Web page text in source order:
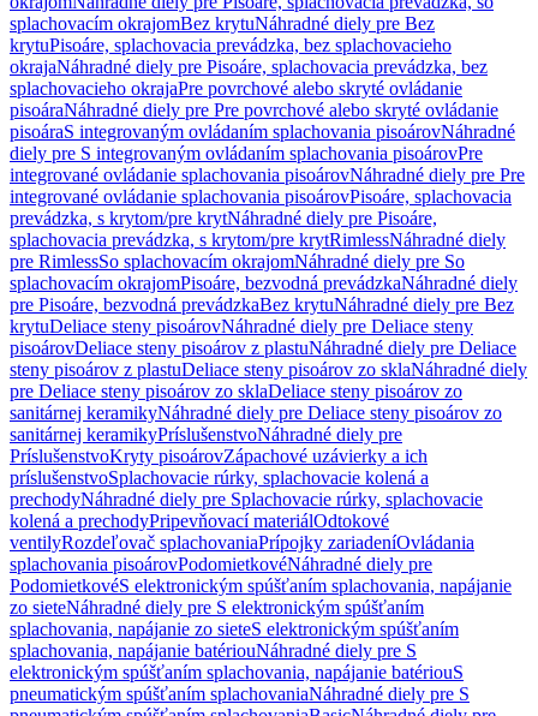
splachovacím okrajomBez krytuNáhradné diely pre Bez
krytuPisoáre, splachovacia prevádzka, bez splachovacieho
okrajaNáhradné diely pre Pisoáre, splachovacia prevádzka, bez
splachovacieho okrajaPre povrchové alebo skryté ovládanie
pisoáraNáhradné diely pre Pre povrchové alebo skryté ovládanie
pisoáraS integrovaným ovládaním splachovania pisoárovNáhradné
diely pre S integrovaným ovládaním splachovania pisoárovPre
integrované ovládanie splachovania pisoárovNáhradné diely pre Pre
integrované ovládanie splachovania pisoárovPisoáre, splachovacia
prevádzka, s krytom/pre krytNáhradné diely pre Pisoáre,
splachovacia prevádzka, s krytom/pre krytRimlessNáhradné diely
pre RimlessSo splachovacím okrajomNáhradné diely pre So
splachovacím okrajomPisoáre, bezvodná prevádzkaNáhradné diely
pre Pisoáre, bezvodná prevádzkaBez krytuNáhradné diely pre Bez
krytuDeliace steny pisoárovNáhradné diely pre Deliace steny
pisoárovDeliace steny pisoárov z plastuNáhradné diely pre Deliace
steny pisoárov z plastuDeliace steny pisoárov zo sklaNáhradné diely
pre Deliace steny pisoárov zo sklaDeliace steny pisoárov zo
sanitárnej keramikyNáhradné diely pre Deliace steny pisoárov zo
sanitárnej keramikyPríslušenstvoNáhradné diely pre
PríslušenstvoKryty pisoárovZápachové uzávierky a ich
príslušenstvoSplachovacie rúrky, splachovacie kolená a
prechodyNáhradné diely pre Splachovacie rúrky, splachovacie
kolená a prechodyPripevňovací materiálOdtokové
ventilyRozdeľovač splachovaniaPrípojky zariadeníOvládania
splachovania pisoárovPodomietkovéNáhradné diely pre
PodomietkovéS elektronickým spúšťaním splachovania, napájanie
zo sieteNáhradné diely pre S elektronickým spúšťaním
splachovania, napájanie zo sieteS elektronickým spúšťaním
splachovania, napájanie batériouNáhradné diely pre S
elektronickým spúšťaním splachovania, napájanie batériouS
pneumatickým spúšťaním splachovaniaNáhradné diely pre S